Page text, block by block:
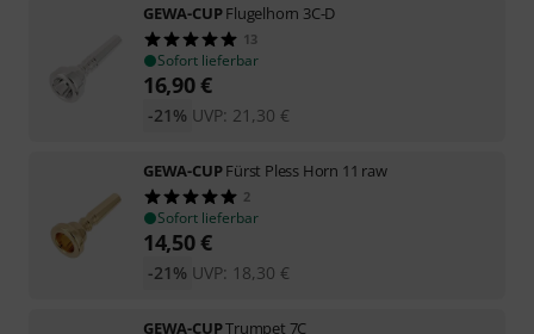
GEWA-CUPFlugelhorn 3C-D
13
Sofort lieferbar
16,90€
UVP: 21,30 €
-21%
GEWA-CUPFürst Pless Horn 11 raw
2
Sofort lieferbar
14,50€
UVP: 18,30 €
-21%
GEWA-CUPTrumpet 7C